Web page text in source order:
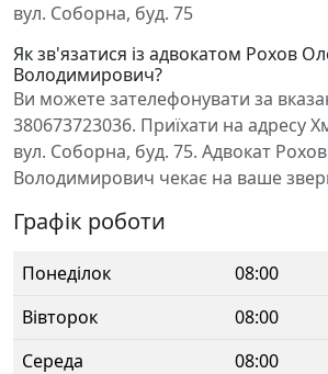
вул. Соборна, буд. 75
Як зв'язатися із адвокатом Рохов
Володимирович?
Ви можете зателефонувати за
380673723036. Приїхати на адресу
вул. Соборна, буд. 75. Адвокат
Володимирович чекає на ваше
Графік роботи
Понеділок 08:00
Вівторок
08:00
Середа
08:00